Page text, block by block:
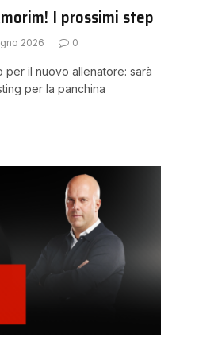
I prossimi step
2026 0
per il nuovo allenatore: sarà
per la panchina